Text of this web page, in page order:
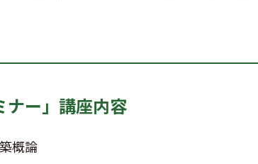
ー」 講座内容
概論